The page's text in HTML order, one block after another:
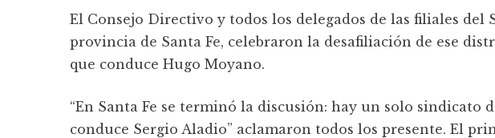
El Consejo Directivo y todos los delegados de las filiales del
provincia de Santa Fe, celebraron la desafiliación de ese
que conduce Hugo Moyano.
“En Santa Fe se terminó la discusión: hay un solo sindicato
conduce Sergio Aladio” aclamaron todos los presente. El